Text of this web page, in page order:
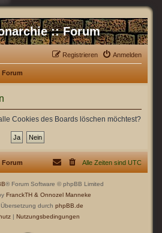
:: Forum
Anmelden
Registrieren
Forum
Cookies des Boards löschen möchtest?
Forum Alle Zeiten sind UTC
® Forum Software © phpBB Limited
FranckTH & Onnozel Manneke
durch phpBB.de
| Nutzungsbedingungen